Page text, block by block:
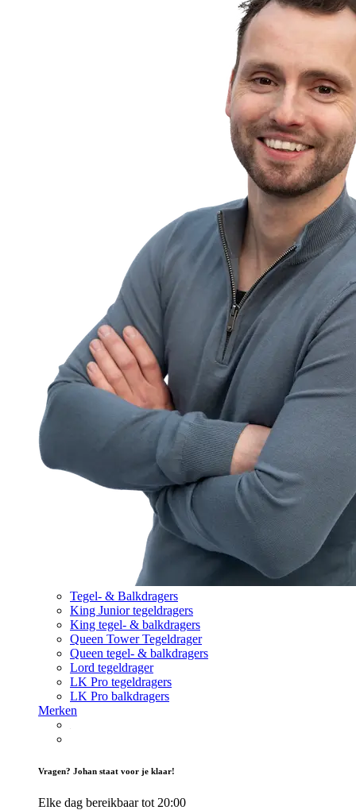
Tegel- & Balkdragers
King Junior tegeldragers
King tegel- & balkdragers
Queen Tower Tegeldrager
Queen tegel- & balkdragers
Lord tegeldrager
LK Pro tegeldragers
LK Pro balkdragers
Merken
Vragen? Johan staat voor je klaar!
Elke dag bereikbaar tot 20:00